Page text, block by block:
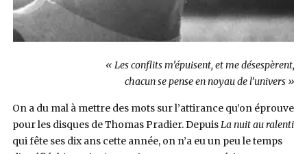
« Les conflits m’épuisent, et me désespèrent,
chacun se pense en noyau de l’univers »
On a du mal à mettre des mots sur l’attirance qu’on éprouve
pour les disques de Thomas Pradier. DepuisLa nuit au ralenti
qui fête ses dix ans cette année, on n’a eu un peu le temps